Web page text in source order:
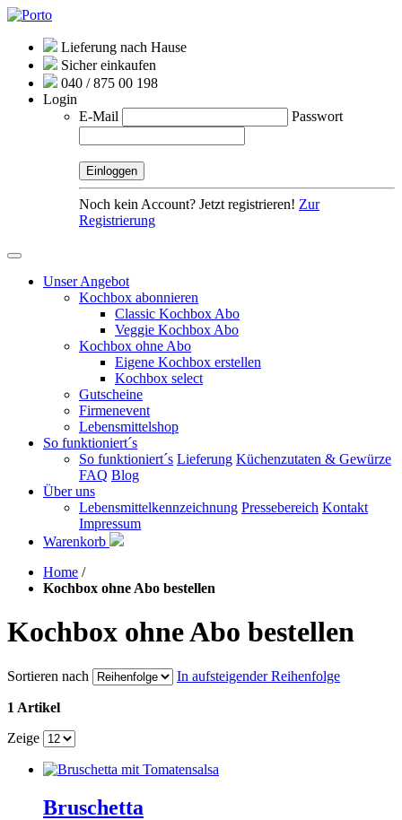
Lieferung nach Hause
Sicher einkaufen
040 / 875 00 198
Login
E-Mail
Passwort
Noch kein Account? Jetzt registrieren! Zur
Registrierung
Unser Angebot
Kochbox abonnieren
Classic Kochbox Abo
Veggie Kochbox Abo
Kochbox ohne Abo
Eigene Kochbox erstellen
Kochbox select
Gutscheine
Firmenevent
Lebensmittelshop
So funktioniert´s
So funktioniert´s Lieferung Küchenzutaten & Gewürze
FAQ Blog
Über uns
Lebensmittelkennzeichnung Pressebereich Kontakt
Impressum
Warenkorb
Home /
Kochbox ohne Abo bestellen
Kochbox ohne Abo bestellen
Sortieren nach In aufsteigender Reihenfolge
1 Artikel
Zeige
Bruschetta